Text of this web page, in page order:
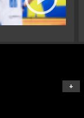
+